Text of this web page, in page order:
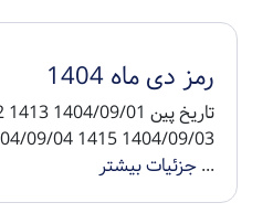
رمز دی ماه 1404
...جزئیات بیشتر